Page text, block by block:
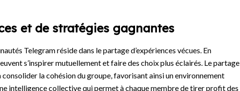
et de stratégies gagnantes
Telegram réside dans le partage d’expériences vécues. En
s’inspirer mutuellement et faire des choix plus éclairés. Le partage
la cohésion du groupe, favorisant ainsi un environnement
intelligence collective qui permet à chaque membre de tirer profit des